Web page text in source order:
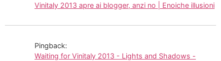
Vinitaly 2013 apre ai blogger, anzi no | Enoiche illusioni
Pingback:
Waiting for Vinitaly 2013 - Lights and Shadows -